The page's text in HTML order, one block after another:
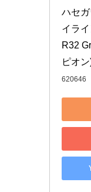
ハセ
イラ
R32
ピオ
620646